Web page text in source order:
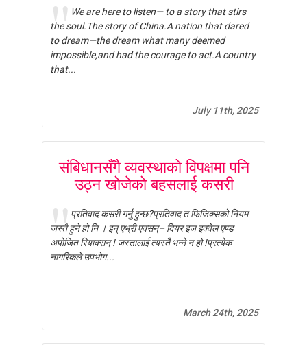
We are here to listen— to a story that stirs
the soul.The story of China.A nation that dared
to dream—the dream what many deemed
impossible,and had the courage to act.A country
that...
July 11th, 2025
संबिधानसँगै व्यवस्थाको विपक्षमा पनि
उठ्न खोजेको बहसलाई कसरी
प्रतिवाद कसरी गर्नु हुन्छ?प्रतिवाद त फिजिक्सको नियम
जस्तै हुने हो नि । इन् एभ्री एक्सन्– दियर इज इक्वेल एण्ड
अपोजित रियाक्सन् ! जस्तालाई त्यस्तै भन्ने न हो !प्रत्येक
नागरिकले उपभोग...
March 24th, 2025